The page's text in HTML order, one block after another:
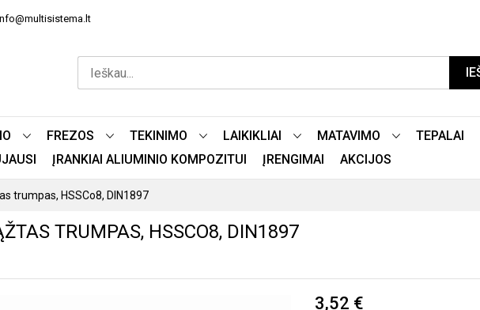
FREZOS TEKINIMO LAIKIKLIAI MATAVIMO TEPALAI
ĮRANKIAI ALIUMINIO KOMPOZITUI ĮRENGIMAI AKCIJOS
trumpas, HSSCo8, DIN1897
TRUMPAS, HSSCO8, DIN1897
3,52 €